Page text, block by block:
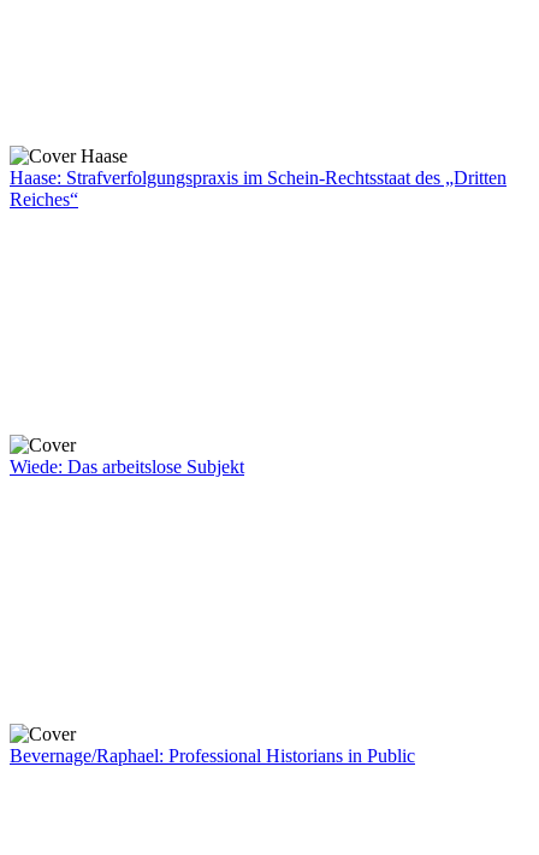
Haase: Strafverfolgungspraxis im Schein-Rechtsstaat des „Dritten
Reiches“
Wiede: Das arbeitslose Subjekt
Bevernage/Raphael: Professional Historians in Public